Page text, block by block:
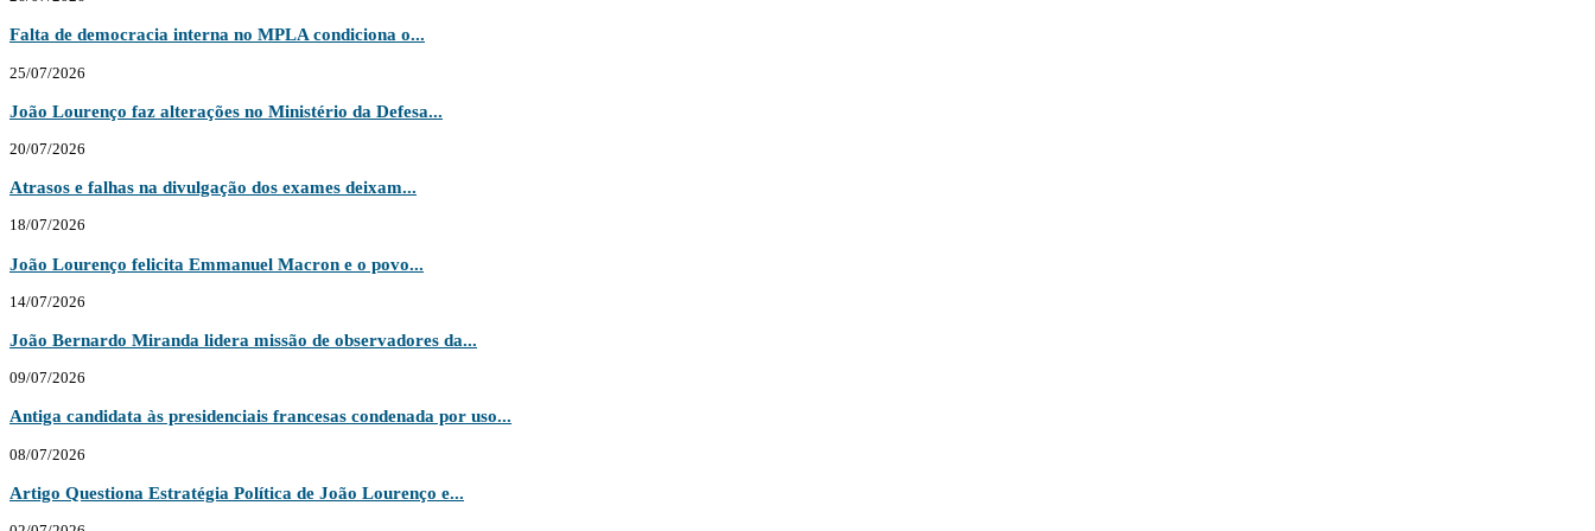
Falta de democracia interna no MPLA condiciona o...
25/07/2026
João Lourenço faz alterações no Ministério da Defesa...
20/07/2026
Atrasos e falhas na divulgação dos exames deixam...
18/07/2026
João Lourenço felicita Emmanuel Macron e o povo...
14/07/2026
João Bernardo Miranda lidera missão de observadores da...
09/07/2026
Antiga candidata às presidenciais francesas condenada por uso...
08/07/2026
Artigo Questiona Estratégia Política de João Lourenço e...